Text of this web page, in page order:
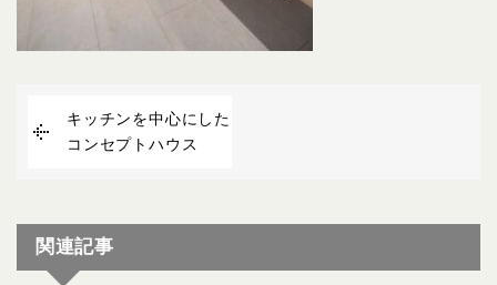
キッチンを中心にした
コンセプトハウス
関連記事